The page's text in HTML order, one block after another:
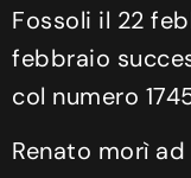
Fossoli il 22
febbraio
col numero
Renato morì